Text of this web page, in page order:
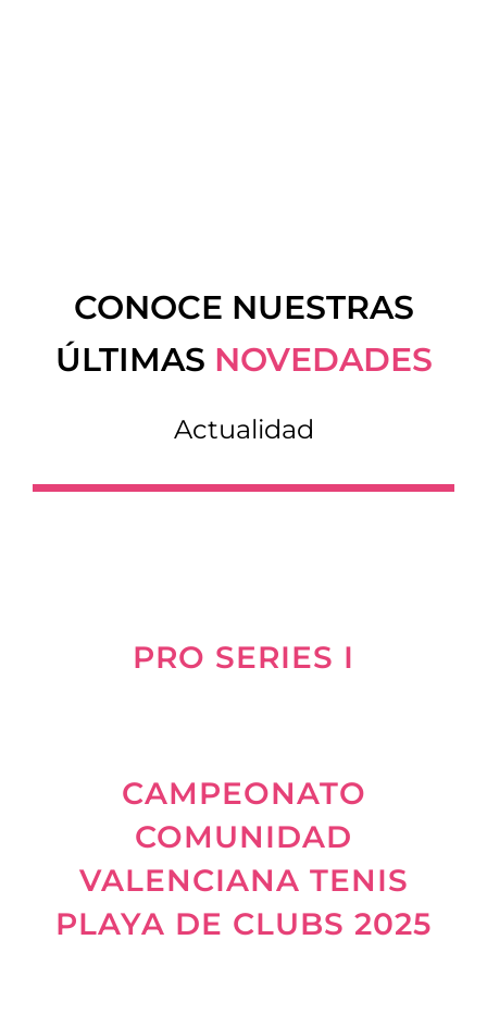
CONOCE NUESTRAS
ÚLTIMAS NOVEDADES
Actualidad
PRO SERIES I
CAMPEONATO
COMUNIDAD
VALENCIANA TENIS
PLAYA DE CLUBS 2025